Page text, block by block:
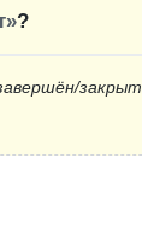
?
закрыт.